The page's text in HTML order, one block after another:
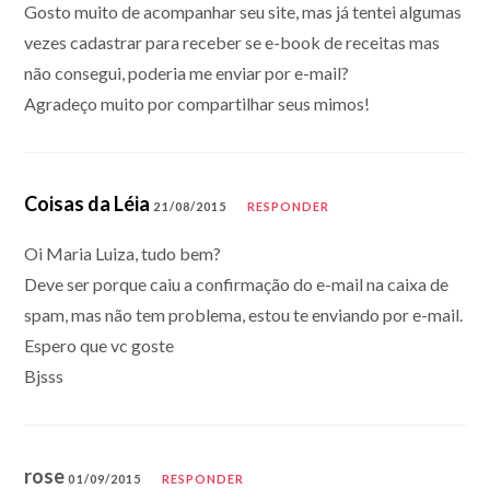
Gosto muito de acompanhar seu site, mas já tentei algumas
vezes cadastrar para receber se e-book de receitas mas
não consegui, poderia me enviar por e-mail?
Agradeço muito por compartilhar seus mimos!
Coisas da Léia 21/08/2015 RESPONDER
Oi Maria Luiza, tudo bem?
Deve ser porque caiu a confirmação do e-mail na caixa de
spam, mas não tem problema, estou te enviando por e-mail.
Espero que vc goste
Bjsss
rose01/09/2015 RESPONDER